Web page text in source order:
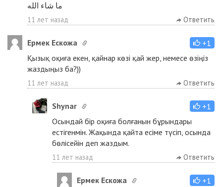
ما شاء الله
11 лет назад Ответить
Ермек Ескожа
+1
Қызық оқиға екен, қайнар көзі қай жер, немесе өзіңіз
жаздыңыз ба?))
11 лет назад Ответить
Shynar
+1
Осындай бір оқиға болғанын бұрындары
естігенмін. Жақында қайта есіме түсіп, осында
бөлісейін деп жаздым.
11 лет назад Ответить
Ермек Ескожа
+1